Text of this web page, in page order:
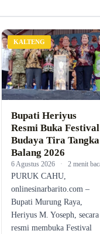
KALTENG
Bupati Heriyus
Resmi Buka Festival
Budaya Tira Tangka
Balang 2026
6 Agustus 2026 · 2 menit
PURUK CAHU,
onlinesinarbarito.com –
Bupati Murung Raya,
Heriyus M. Yoseph, secara
resmi membuka Festival